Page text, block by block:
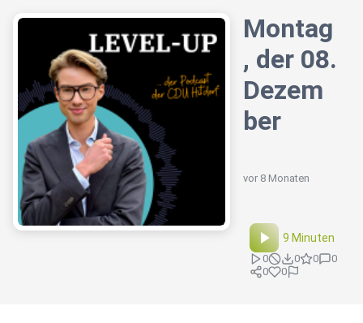
Montag
, der 08.
Dezem
ber
vor 8 Monaten
9 Minuten
0 0 0
0
0
0